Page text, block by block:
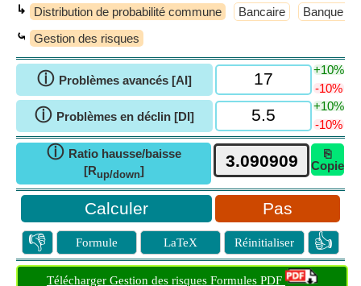
↳ Distribution de probabilité commune Bancaire Banque
⤿ Gestion des risques
ⓘ Problèmes avancés [AI]
+10%
-10%
ⓘ Problèmes en déclin [DI]
+10%
-10%
ⓘ Ratio hausse/baisse
[Rup/down]
⎘
Copie
Pas
👎 Formule LaTeX Réinitialiser 👍
Télécharger Gestion des risques Formules PDF